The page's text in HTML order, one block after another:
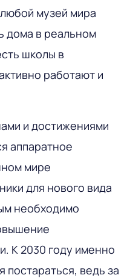
музей мира
дома в реальном
школы в
работают и
и достижениями
аппаратное
мире
для нового вида
необходимо
К 2030 году именно
ведь за